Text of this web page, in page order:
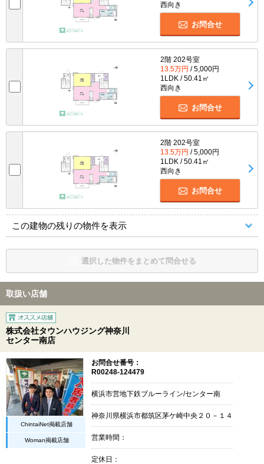
西向き
お問合せ
2階 202号室
13.5万円 / 5,000円
1LDK / 50.41㎡
西向き
お問合せ
2階 202号室
13.5万円 / 5,000円
1LDK / 50.41㎡
西向き
お問合せ
この建物の残りの物件を表示
選択した物件をまとめて問合せる
取扱い店舗
株式会社タウンハウジング神奈川
センター南店
ChintaiNet掲載店舗
Woman掲載店舗
お問合せ番号：
R00248-124479
横浜市営地下鉄ブルーライン/センター南
神奈川県横浜市都筑区茅ケ崎中央２０－１４
営業時間：
定休日：